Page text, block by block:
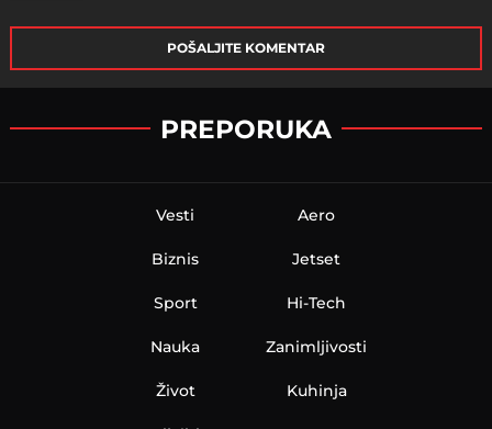
POŠALJITE KOMENTAR
PREPORUKA
Vesti
Biznis
Sport
Nauka
Aero
Jetset
Hi-Tech
Zanimljivosti
Život Kuhinja